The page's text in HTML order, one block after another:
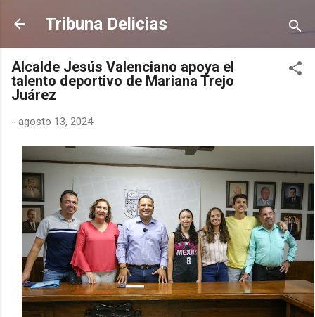
Ir al contenido principal
Tribuna Delicias
Alcalde Jesús Valenciano apoya el
talento deportivo de Mariana Trejo
Juárez
- agosto 13, 2024